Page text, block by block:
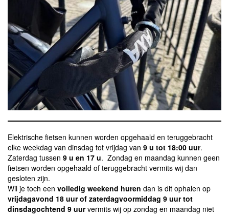
Elektrische fietsen kunnen worden opgehaald en teruggebracht
elke weekdag van dinsdag tot vrijdag van 9 u tot 18:00 uur.
Zaterdag tussen 9 u en 17 u. Zondag en maandag kunnen geen
fietsen worden opgehaald of teruggebracht vermits wij dan
gesloten zijn.
Wil je toch een volledig weekend huren dan is dit ophalen op
vrijdagavond 18 uur of zaterdagvoormiddag 9 uur tot
dinsdagochtend 9 uurvermits wij op zondag en maandag niet